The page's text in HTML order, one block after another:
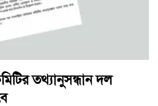
তথ্যানুসন্ধান দল